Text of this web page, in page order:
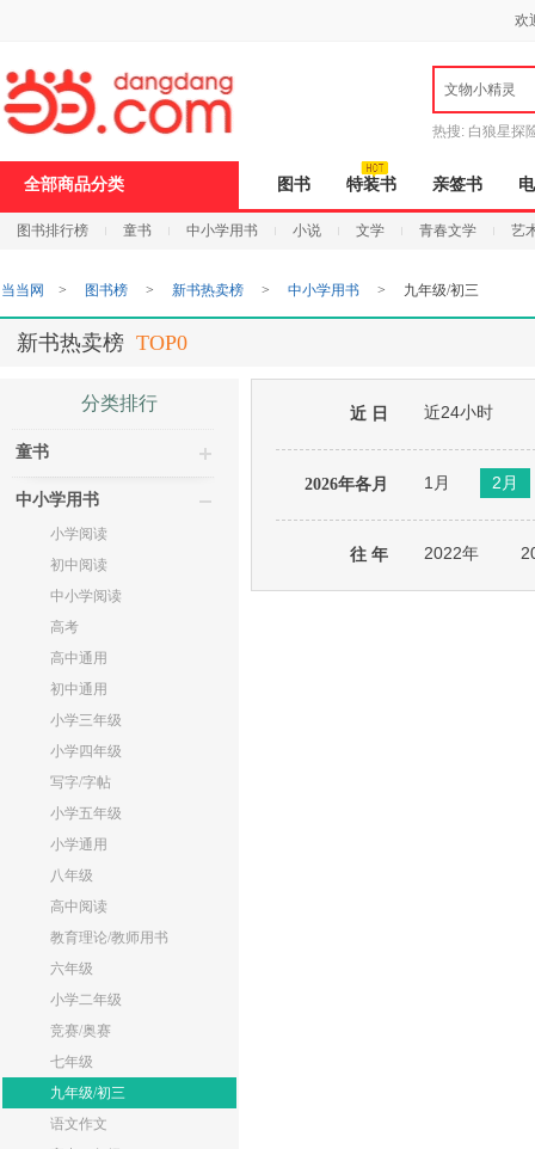
欢
文物小精灵
热搜: 白狼星探
全部商品分类 图书 特装书 亲签书
图书排行榜 童书 中小学用书 小说 文学 青春文学 艺
当当网 > 图书榜 > 新书热卖榜 > 中小学用书 > 九年级/初三
新书热卖榜 TOP0
分类排行
童书
中小学用书
小学阅读
初中阅读
中小学阅读
高考
高中通用
初中通用
小学三年级
小学四年级
写字/字帖
小学五年级
小学通用
八年级
高中阅读
教育理论/教师用书
六年级
小学二年级
竞赛/奥赛
七年级
九年级/初三
语文作文
近 日 近24小时
2026年各月 1月 2月
往 年 2022年
打
开
无
障
页
加